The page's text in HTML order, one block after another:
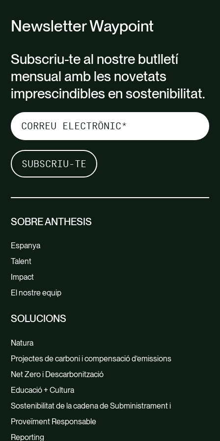
Newsletter Waypoint
Subscriu-te al nostre butlletí
mensual amb les novetats
imprescindibles en sostenibilitat.
SOBRE ANTHESIS
Espanya
Talent
Impact
El nostre equip
SOLUCIONS
Natura
Projectes de carboni i compensació d’emissions
Net Zero i Descarbonització
Educació + Cultura
Sostenibilitat de la cadena de Subministrament i
Proveïment Responsable
Reporting